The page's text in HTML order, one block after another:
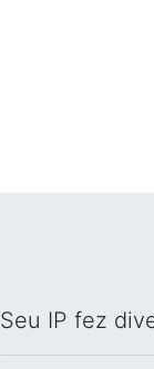
Seu IP fez